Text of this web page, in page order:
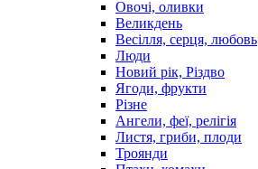
Овочі, оливки
Великдень
Весілля, серця, любовь
Люди
Новий рік, Різдво
Ягоди, фрукти
Різне
Ангели, феї, релігія
Листя, гриби, плоди
Троянди